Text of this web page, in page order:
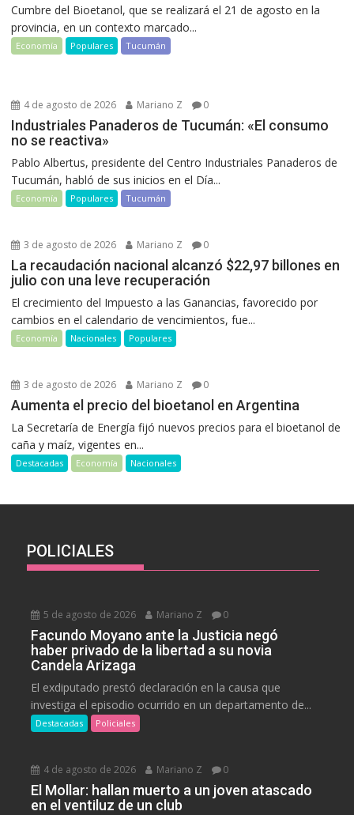
Cumbre del Bioetanol, que se realizará el 21 de agosto en la
provincia, en un contexto marcado...
Economía Populares Tucumán
4 de agosto de 2026 Mariano Z 0
Industriales Panaderos de Tucumán: «El consumo
no se reactiva»
Pablo Albertus, presidente del Centro Industriales Panaderos de
Tucumán, habló de sus inicios en el Día...
Economía Populares Tucumán
3 de agosto de 2026 Mariano Z 0
La recaudación nacional alcanzó $22,97 billones en
julio con una leve recuperación
El crecimiento del Impuesto a las Ganancias, favorecido por
cambios en el calendario de vencimientos, fue...
Economía Nacionales Populares
3 de agosto de 2026 Mariano Z 0
Aumenta el precio del bioetanol en Argentina
La Secretaría de Energía fijó nuevos precios para el bioetanol de
caña y maíz, vigentes en...
Destacadas Economía Nacionales
POLICIALES
5 de agosto de 2026 Mariano Z 0
Facundo Moyano ante la Justicia negó
haber privado de la libertad a su novia
Candela Arizaga
El exdiputado prestó declaración en la causa que
investiga el episodio ocurrido en un departamento de...
Destacadas Policiales
4 de agosto de 2026 Mariano Z 0
El Mollar: hallan muerto a un joven atascado
en el ventiluz de un club